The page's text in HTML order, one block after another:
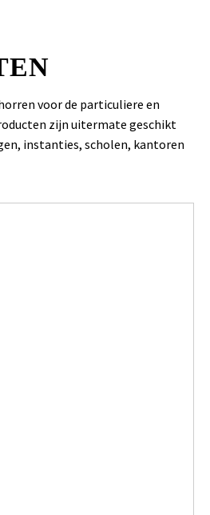
voor de particuliere en
zijn uitermate geschikt
instanties, scholen, kantoren